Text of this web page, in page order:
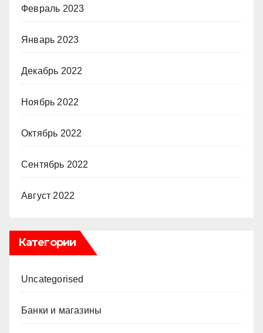
Февраль 2023
Январь 2023
Декабрь 2022
Ноябрь 2022
Октябрь 2022
Сентябрь 2022
Август 2022
Категории
Uncategorised
Банки и магазины